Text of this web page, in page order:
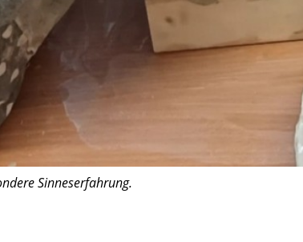
Sinneserfahrung.